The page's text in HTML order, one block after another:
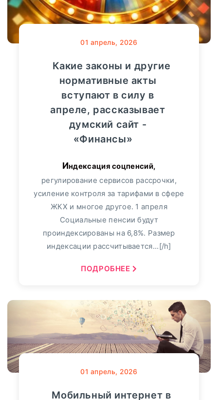
01 апрель, 2026
Какие законы и другие
нормативные акты
вступают в силу в
апреле, рассказывает
думский сайт -
«Финансы»
Индексация соцпенсий,
регулирование сервисов рассрочки,
усиление контроля за тарифами в сфере
ЖКХ и многое другое. 1 апреля
Социальные пенсии будут
проиндексированы на 6,8%. Размер
индексации рассчитывается...[/h]
ПОДРОБНЕЕ
01 апрель, 2026
Мобильный интернет в